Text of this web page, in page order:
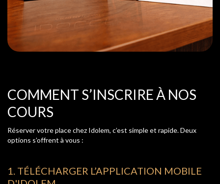
COMMENT S’INSCRIRE À NOS
COURS
Réserver votre place chez Idolem, c’est simple et rapide. Deux
options s’offrent à vous :
1. TÉLÉCHARGER L’APPLICATION MOBILE